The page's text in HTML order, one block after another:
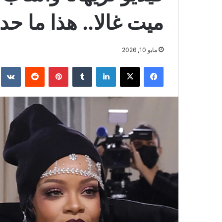
ميت غالا.. هذا ما
مايو 10, 2026
فيسبوك ‫X لينكدإن بينتيريست